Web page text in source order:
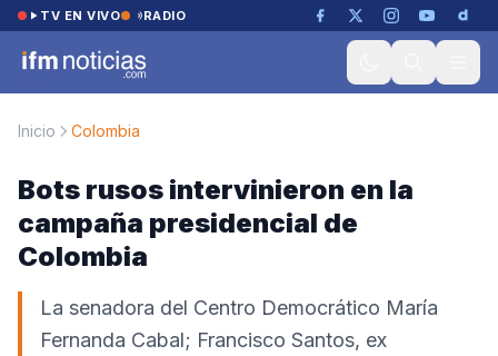
Saltar al contenido
TV EN VIVO RADIO
Inicio Colombia
Bots rusos intervinieron en la
campaña presidencial de
Colombia
La senadora del Centro Democrático María
Fernanda Cabal; Francisco Santos, ex